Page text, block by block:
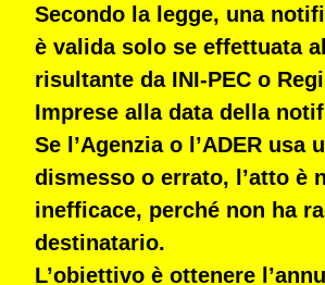
Secondo la legge, una
è valida solo se effettuata
risultante da INI-PEC o
Imprese alla data della
Se l’Agenzia o l’ADER usa
dismesso o errato, l’atto è
inefficace, perché non ha
destinatario.
L’obiettivo è ottenere